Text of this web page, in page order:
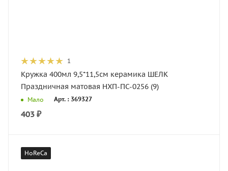
1
Кружка 400мл 9,5*11,5см керамика ШЕЛК
Праздничная матовая НХП-ПС-0256 (9)
Мало Арт. : 369327
403 ₽
HoReCa